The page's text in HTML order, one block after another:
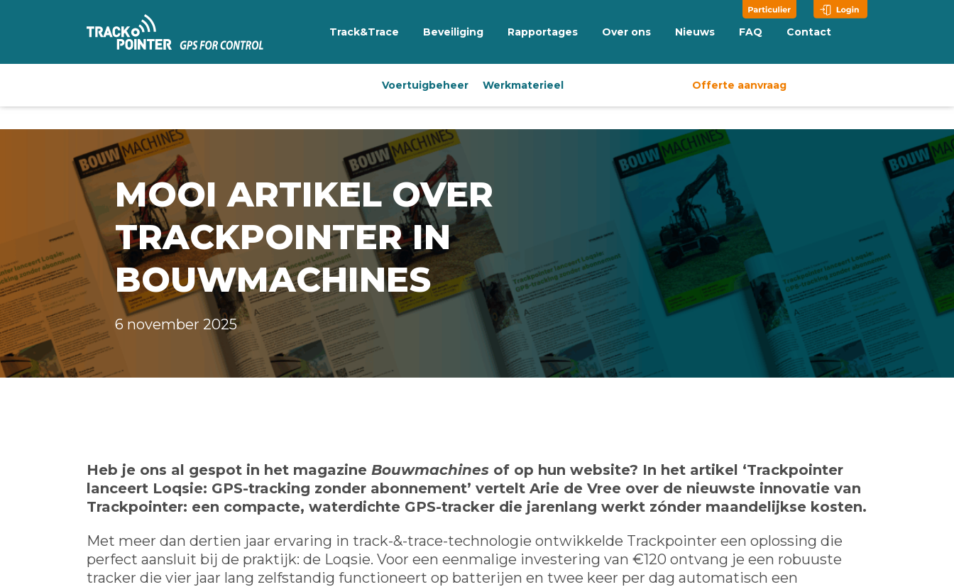
Track&Trace Beveiliging Rapportages Over ons Nieuws FAQ Contact
Voertuigbeheer Werkmaterieel Offerte aanvraag
MOOI ARTIKEL OVER
TRACKPOINTER IN
BOUWMACHINES
6 november 2025
Heb je ons al gespot in het magazine Bouwmachines of op hun website? In het artikel ‘Trackpointer
lanceert Loqsie: GPS-tracking zonder abonnement’ vertelt Arie de Vree over de nieuwste innovatie van
Trackpointer: een compacte, waterdichte GPS-tracker die jarenlang werkt zónder maandelijkse kosten.
Met meer dan dertien jaar ervaring in track-&-trace-technologie ontwikkelde Trackpointer een oplossing die
perfect aansluit bij de praktijk: de Loqsie. Voor een eenmalige investering van €120 ontvang je een robuuste
tracker die vier jaar lang zelfstandig functioneert op batterijen en twee keer per dag automatisch een